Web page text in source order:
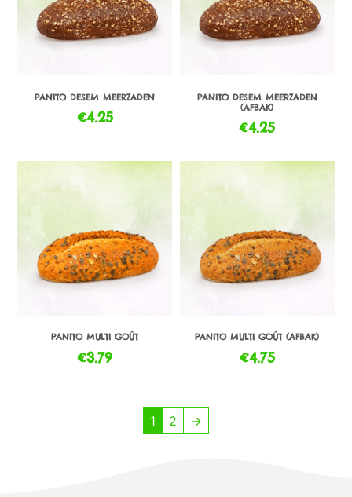
PANITO DESEM MEERZADEN
€4.25
PANITO DESEM MEERZADEN
(AFBAK)
€4.25
PANITO MULTI GOÛT
€3.79
PANITO MULTI GOÛT (AFBAK)
€4.75
1 2 →